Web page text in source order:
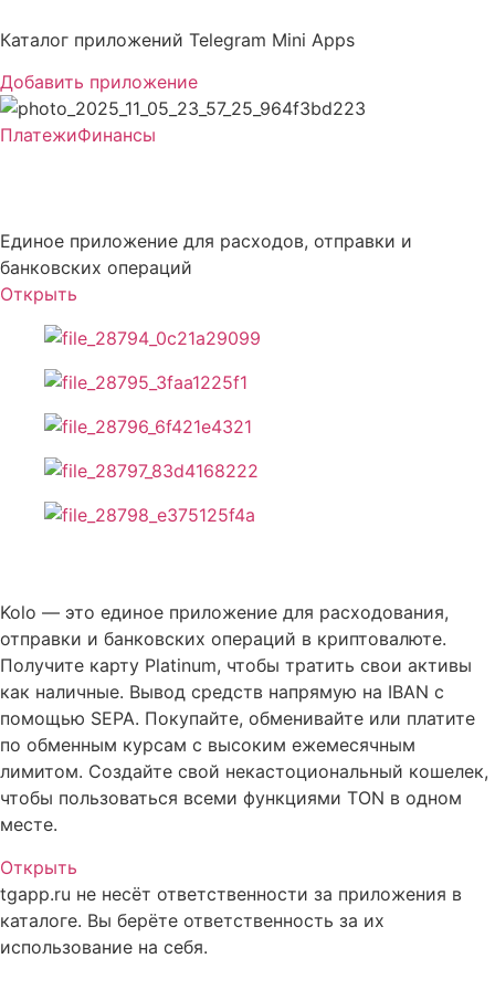
к
Каталог приложений Telegram Mini Apps
Добавить приложение
ПлатежиФинансы
Единое приложение для расходов, отправки и
банковских операций
Открыть
Kolo — это единое приложение для расходования,
отправки и банковских операций в криптовалюте.
Получите карту Platinum, чтобы тратить свои активы
как наличные. Вывод средств напрямую на IBAN с
помощью SEPA. Покупайте, обменивайте или платите
по обменным курсам с высоким ежемесячным
лимитом. Создайте свой некастоциональный кошелек,
чтобы пользоваться всеми функциями TON в одном
месте.
Открыть
tgapp.ru не несёт ответственности за приложения в
каталоге. Вы берёте ответственность за их
использование на себя.